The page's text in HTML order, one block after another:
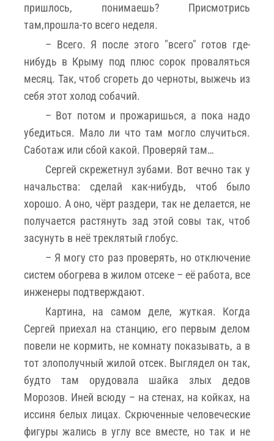
пришлось, понимаешь? Присмотрись
там,прошла-то всего неделя.
– Всего. Я после этого "всего" готов где-
нибудь в Крыму под плюс сорок проваляться
месяц. Так, чтоб сгореть до черноты, выжечь из
себя этот холод собачий.
– Вот потом и прожаришься, а пока надо
убедиться. Мало ли что там могло случиться.
Саботаж или сбой какой. Проверяй там…
Сергей скрежетнул зубами. Вот вечно так у
начальства: сделай как-нибудь, чтоб было
хорошо. А оно, чёрт раздери, так не делается, не
получается растянуть зад этой совы так, чтоб
засунуть в неё треклятый глобус.
– Я могу сто раз проверять, но отключение
систем обогрева в жилом отсеке – её работа, все
инженеры подтверждают.
Картина, на самом деле, жуткая. Когда
Сергей приехал на станцию, его первым делом
повели не кормить, не комнату показывать, а в
тот злополучный жилой отсек. Выглядел он так,
будто там орудовала шайка злых дедов
Морозов. Иней всюду – на стенах, на койках, на
иссиня белых лицах. Скрюченные человеческие
фигуры жались в углу все вместе, но так и не